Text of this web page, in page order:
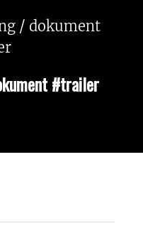
#trailer